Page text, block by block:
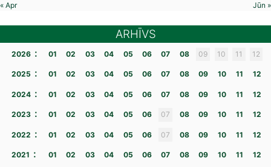
« Apr Jūn »
ARHĪVS
2026 : 01 02 03 04 05 06 07 08 09 10 11 12
2025 : 01 02 03 04 05 06 07 08 09 10 11 12
2024 : 01 02 03 04 05 06 07 08 09 10 11 12
2023 : 01 02 03 04 05 06 07 08 09 10 11 12
2022 : 01 02 03 04 05 06 07 08 09 10 11 12
2021 : 01 02 03 04 05 06 07 08 09 10 11 12